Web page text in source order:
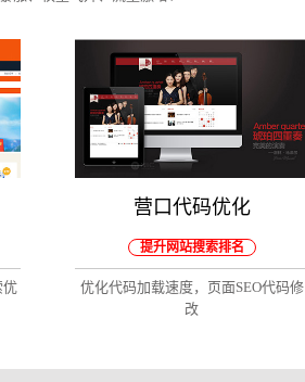
优
营口代码优化
提升网站搜索排名
优化代码加载速度，页面SEO代码修
改